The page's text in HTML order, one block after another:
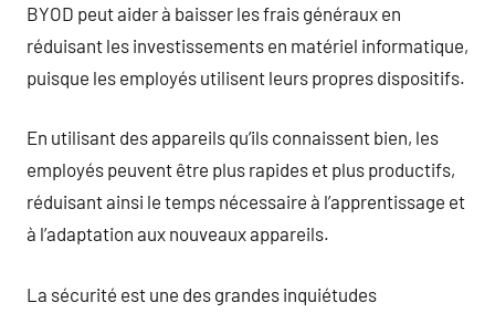
BYOD peut aider à baisser les frais généraux en
réduisant les investissements en matériel informatique,
puisque les employés utilisent leurs propres dispositifs.
En utilisant des appareils qu’ils connaissent bien, les
employés peuvent être plus rapides et plus productifs,
réduisant ainsi le temps nécessaire à l’apprentissage et
à l’adaptation aux nouveaux appareils.
La sécurité est une des grandes inquiétudes